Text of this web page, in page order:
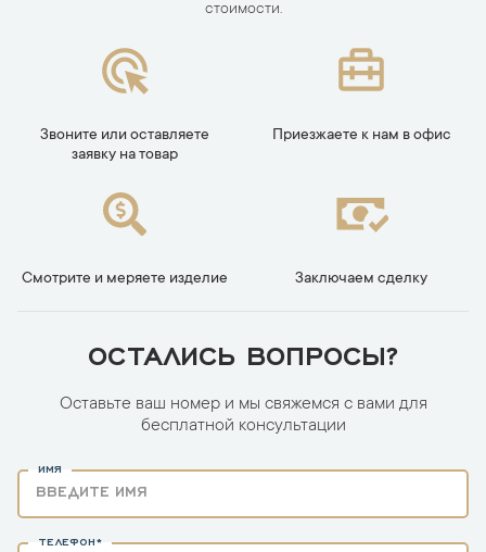
стоимости.
Звоните или оставляете
заявку на товар
Приезжаете к нам в офис
Смотрите и меряете изделие Заключаем сделку
ОСТАЛИСЬ ВОПРОСЫ?
Оставьте ваш номер и мы свяжемся с вами для
бесплатной консультации
ИМЯ
ТЕЛЕФОН*